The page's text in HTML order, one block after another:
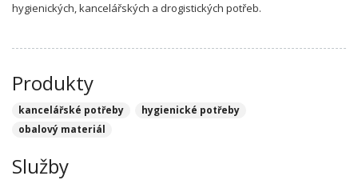
hygienických, kancelářských a drogistických potřeb.
Produkty
kancelářské potřeby
hygienické potřeby
obalový materiál
Služby